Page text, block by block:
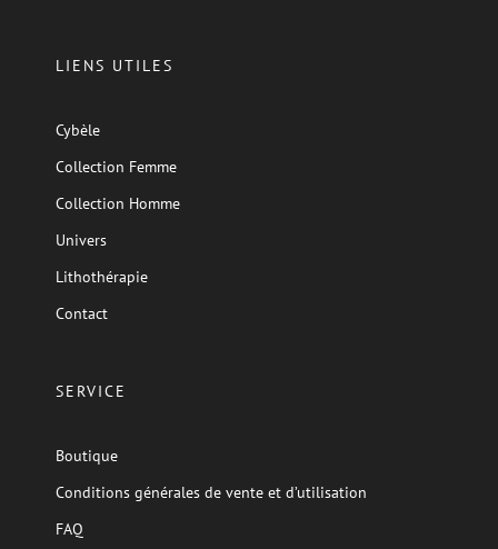
LIENS UTILES
Cybèle
Collection Femme
Collection Homme
Univers
Lithothérapie
Contact
SERVICE
Boutique
Conditions générales de vente et d’utilisation
FAQ